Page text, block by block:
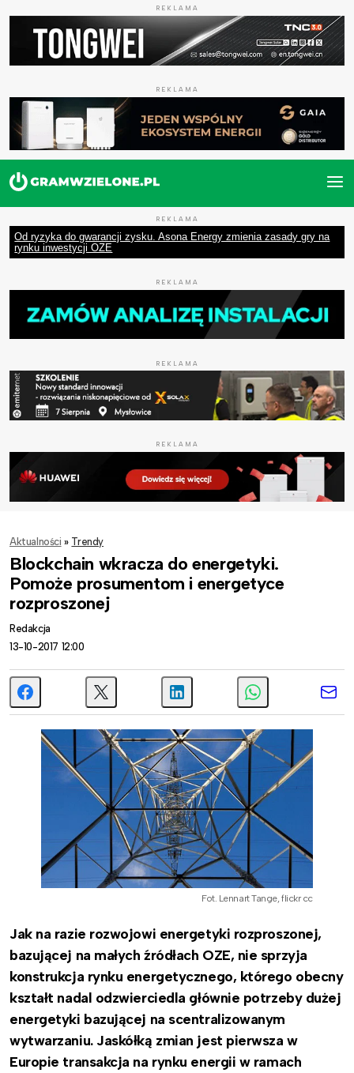
REKLAMA
REKLAMA
REKLAMA
Od ryzyka do gwarancji zysku. Asona Energy zmienia zasady gry na
rynku inwestycji OZE
REKLAMA
REKLAMA
REKLAMA
Aktualności » Trendy
Blockchain wkracza do energetyki.
Pomoże prosumentom i energetyce
rozproszonej
Redakcja
13-10-2017 12:00
Fot. Lennart Tange, flickr cc
Jak na razie rozwojowi energetyki rozproszonej,
bazującej na małych źródłach OZE, nie sprzyja
konstrukcja rynku energetycznego, którego obecny
kształt nadal odzwierciedla głównie potrzeby dużej
energetyki bazującej na scentralizowanym
wytwarzaniu. Jaskółką zmian jest pierwsza w
Europie transakcja na rynku energii w ramach